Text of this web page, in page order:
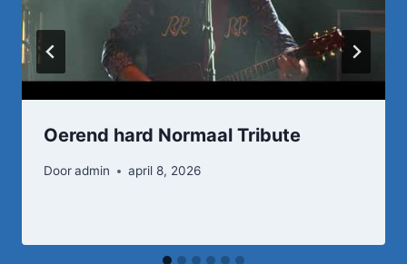
Oerend hard Normaal Tribute
Dooradmin april 8, 2026